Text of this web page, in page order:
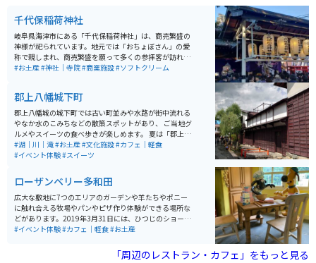
千代保稲荷神社
岐阜県海津市にある「千代保稲荷神社」は、商売繁盛の
神様が祀られています。地元では「おちょぼさん」の愛
称で親しまれ、商売繁盛を願って多くの参拝客が訪れる
神社です。 年間の参拝客の数は250万人にも及びます。
くにお供えを売る店があるので、そこで藁に通された三
角の油揚げを購入しお供えします。
#お土産#神社｜寺院#商業施設#ソフトクリーム
郡上八幡城下町
郡上八幡城の城下町では古い町並みや水路が街中流れる
やなか水のこみちなどの散策スポットがあり、 ご当地グ
ルメやスイーツの食べ歩きが楽しめます。 夏は「郡上お
どり」で有名な盆踊りの徹夜踊りが行われます。また、
食品サンプル体験なども楽しめます。 近くを流れる「吉
町・郡上八幡の発展を支えてきました。かつては天然の
堀として機能し、取水された島谷用水は防火や生活用水
として利用されるなど、独自の水文化を育んでいます。
宮ヶ瀬橋からはアユやアマゴ、サツキマスなどの川魚を
観察でき、夏には郡上おどりとともに、釣りや川遊びを
楽しむ人々で賑わいます。新橋から川へ飛び込む名物ジ
#湖｜川｜滝#お土産#文化施設#カフェ｜軽食
#イベント体験#スイーツ
ローザンベリー多和田
広大な敷地に7つのエリアのガーデンや羊たちやポニー
に触れ合える牧場やパンやピザ作り体験ができる場所な
どがあります。2019年3月31日には、ひつじのショーン
ファームガーデンがオープンしました。アニメに登場す
れています。大人も子供も一緒になって楽しめるエリア
#イベント体験#カフェ｜軽食#お土産
「周辺のレストラン・カフェ」をもっと見る